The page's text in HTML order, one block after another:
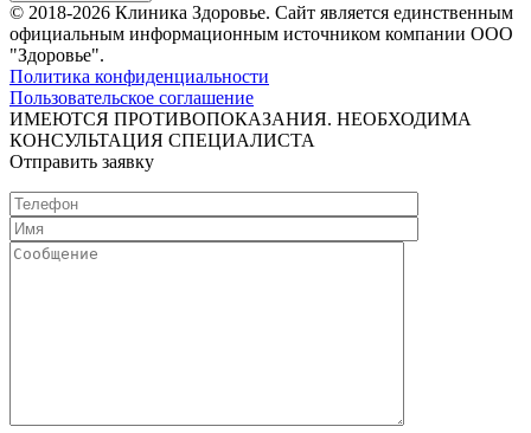
© 2018-2026 Клиника Здоровье. Cайт является единственным
официальным информационным источником компании ООО
"Здоровье".
Политика конфиденциальности
Пользовательское соглашение
ИМЕЮТСЯ ПРОТИВОПОКАЗАНИЯ. НЕОБХОДИМА
КОНСУЛЬТАЦИЯ СПЕЦИАЛИСТА
Отправить заявку